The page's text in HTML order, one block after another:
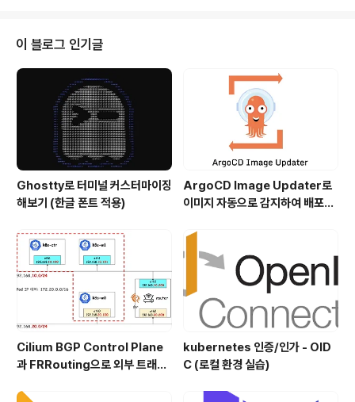
TPOINTnvme1n1 259:0 0 30G 0 disk /datanvme
0n1 259:1 0 16G 0 disk└─nvme0n1p1 259:2 0 8
G 0 part /└─nvme0n1p128 2..
이 블로그 인기글
Ghostty로 터미널 커스터마이징
해보기 (한글 폰트 적용)
ArgoCD Image Updater로
이미지 자동으로 감지하여 배포하
Cilium BGP Control Plane
과 FRRouting으로 외부 트래픽
kubernetes 인증/인가 - OID
C (로컬 환경 실습)